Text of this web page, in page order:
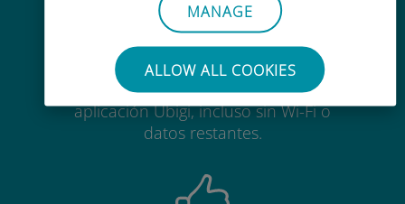
MANAGE
ALLOW ALL COOKIES
Fácil recarga
En cualquier lugar a través de la
aplicación Ubigi, incluso sin Wi-Fi o
datos restantes.